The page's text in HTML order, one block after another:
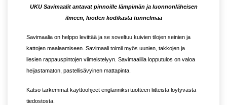
UKU Savimaalit antavat pinnoille lämpimän ja luonnonläheisen
ilmeen, luoden kodikasta tunnelmaa
Savimaalia on helppo levittää ja se soveltuu kuivien tilojen seinien ja
kattojen maalaamiseen. Savimaali toimii myös uunien, takkojen ja
liesien rappauspintojen viimeistelyyn. Savimaalilla lopputulos on valoa
heijastamaton, pastellisävyinen mattapinta.
Katso tarkemmat käyttöohjeet englanniksi tuotteen liitteistä löytyvästä
tiedostosta.